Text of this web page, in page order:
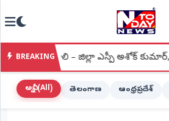
హోమ్
(Home)
BREAKING
– జిల్లా ఎస్పీ అశోక్ కుమార్, ఐపీఎస్....
అన్నీ (All) తెలంగాణ ఆంధ్రప్రదేశ్